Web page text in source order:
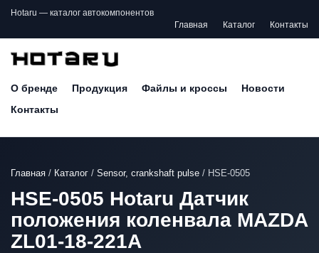
Hotaru — каталог автокомпонентов
Главная
Каталог Контакты
О бренде Продукция Файлы и кроссы
Новости
Контакты
Главная / Каталог / Sensor, crankshaft pulse / HSE-0505
HSE-0505 Hotaru Датчик
положения коленвала MAZDA
ZL01-18-221A